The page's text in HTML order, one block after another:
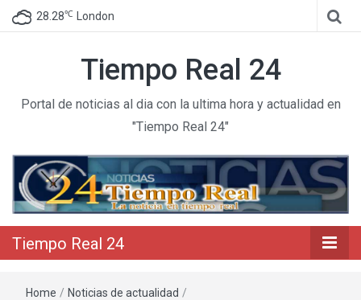
28.28℃ London
Tiempo Real 24
Portal de noticias al dia con la ultima hora y actualidad en
"Tiempo Real 24"
Tiempo Real 24
Home / Noticias de actualidad /